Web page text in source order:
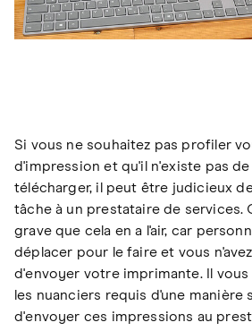
Si vous ne souhaitez pas profiler
d'impression et qu'il n'existe pas
télécharger, il peut être judicieux
tâche à un prestataire de services.
grave que cela en a l'air, car
déplacer pour le faire et vous
d'envoyer votre imprimante. Il
les nuanciers requis d'une manière
d'envoyer ces impressions au